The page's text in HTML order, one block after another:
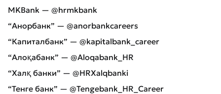
MKBank — @hrmkbank
“Анорбанк” — @anorbankcareers
“Капиталбанк” — @kapitalbank_career
“Алоқабанк” — @Aloqabank_HR
“Халқ банки” — @HRXalqbanki
“Тенге банк” — @Tengebank_HR_Career